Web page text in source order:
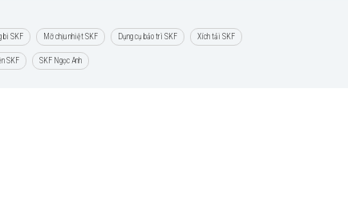
bi SKF Mỡ chịu nhiệt SKF Dụng cụ bảo trì SKF Xích tải SKF
SKF SKF Ngọc Anh